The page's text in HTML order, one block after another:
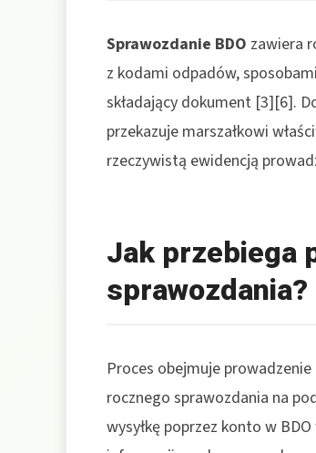
Sprawozdanie BDO zawiera
z kodami odpadów,
składający dokument [3][6].
przekazuje marszałkowi
rzeczywistą ewidencją
Jak przebiega
sprawozdania?
Proces obejmuje
rocznego sprawozdania na
wysyłkę poprzez konto w